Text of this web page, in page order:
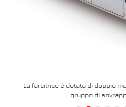
La farcitrice è dotata di doppio
gruppo di